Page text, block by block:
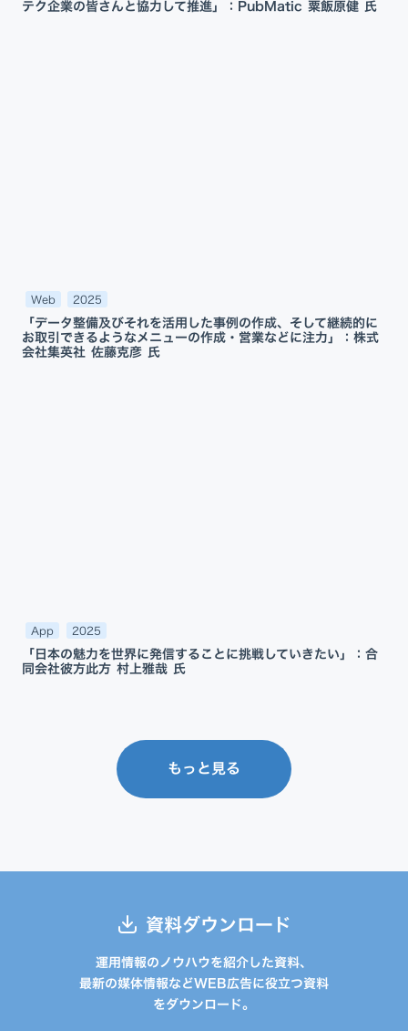
テク企業の皆さんと協力して推進」：PubMatic 粟飯原健 氏
Web 2025
「データ整備及びそれを活用した事例の作成、そして継続的に
お取引できるようなメニューの作成・営業などに注力」：株式
会社集英社 佐藤克彦 氏
App 2025
「日本の魅力を世界に発信することに挑戦していきたい」：合
同会社彼方此方 村上雅哉 氏
もっと見る
資料ダウンロード
運用情報のノウハウを紹介した資料、
最新の媒体情報などWEB広告に役立つ資料
をダウンロード。